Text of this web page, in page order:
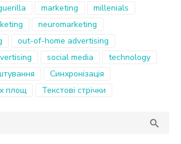
marketing
millenials
neuromarketing
out-of-home advertising
social media
technology
Синхронізація
площ
Текстові стрічки
